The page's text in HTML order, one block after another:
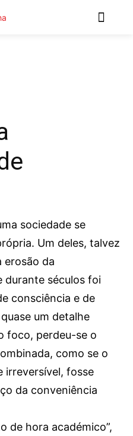
2026
sociedade se
Um deles, talvez
erosão da
durante séculos foi
consciência e de
um detalhe
foco, perdeu-se o
como se o
irreversível, fosse
da conveniência
de hora académico”,